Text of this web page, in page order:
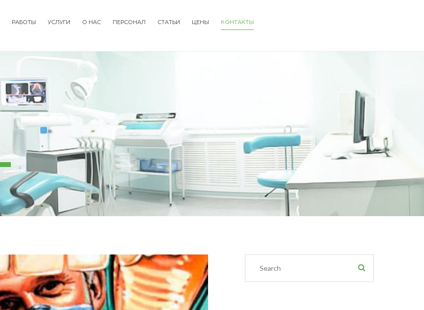
РАБОТЫ УСЛУГИ О НАС ПЕРСОНАЛ СТАТЬИ ЦЕНЫ КОНТАКТЫ